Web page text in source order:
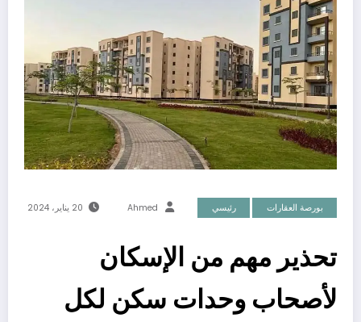
بورصة العقارات رئيسي Ahmed 20 يناير، 2024
تحذير مهم من الإسكان
لأصحاب وحدات سكن لكل